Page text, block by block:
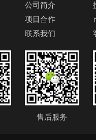
公司简介
项目合作
联系我们
售后服务